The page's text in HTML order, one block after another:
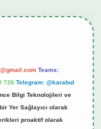
Teams:
726 Telegram: @karabul
Bilgi Teknolojileri ve
Yer Sağlayıcı olarak
proaktif olarak